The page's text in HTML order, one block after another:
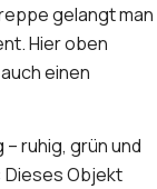
gelangt man
Hier oben
einen
ruhig, grün und
Dieses Objekt